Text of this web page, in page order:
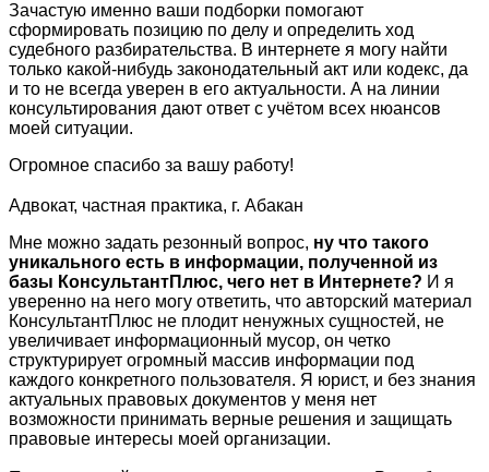
Зачастую именно ваши подборки помогают
сформировать позицию по делу и определить ход
судебного разбирательства. В интернете я могу найти
только какой-нибудь законодательный акт или кодекс, да
и то не всегда уверен в его актуальности. А на линии
консультирования дают ответ с учётом всех нюансов
моей ситуации.
Огромное спасибо за вашу работу!
Адвокат, частная практика, г. Абакан
Мне можно задать резонный вопрос, ну что такого
уникального есть в информации, полученной из
базы КонсультантПлюс, чего нет в Интернете? И я
уверенно на него могу ответить, что авторский материал
КонсультантПлюс не плодит ненужных сущностей, не
увеличивает информационный мусор, он четко
структурирует огромный массив информации под
каждого конкретного пользователя. Я юрист, и без знания
актуальных правовых документов у меня нет
возможности принимать верные решения и защищать
правовые интересы моей организации.